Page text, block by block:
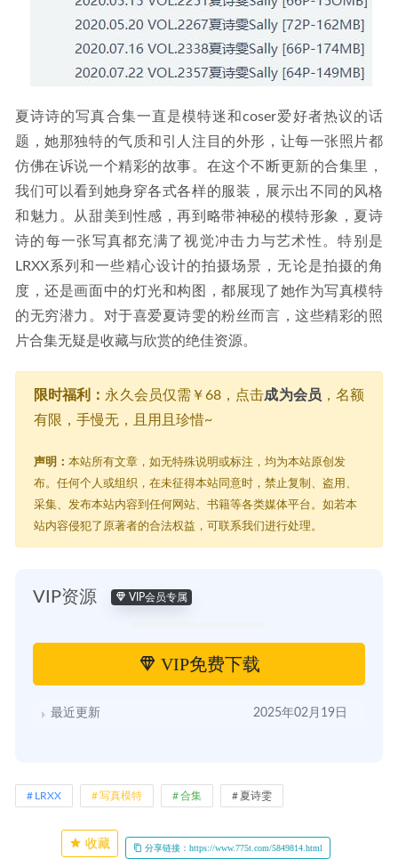
夏诗诗的写真合集一直是模特迷和coser爱好者热议的话
题，她那独特的气质和引人注目的外形，让每一张照片都
仿佛在诉说一个精彩的故事。在这个不断更新的合集里，
我们可以看到她身穿各式各样的服装，展示出不同的风格
和魅力。从甜美到性感，再到略带神秘的模特形象，夏诗
诗的每一张写真都充满了视觉冲击力与艺术性。特别是
LRXX系列和一些精心设计的拍摄场景，无论是拍摄的角
度，还是画面中的灯光和构图，都展现了她作为写真模特
的无穷潜力。对于喜爱夏诗雯的粉丝而言，这些精彩的照
片合集无疑是收藏与欣赏的绝佳资源。
限时福利： 永久会员仅需￥68，点击成为会员 ，名额
有限，手慢无，且用且珍惜~
声明： 本站所有文章，如无特殊说明或标注，均为本站原创发
布。任何个人或组织，在未征得本站同意时，禁止复制、盗用、
采集、发布本站内容到任何网站、书籍等各类媒体平台。如若本
站内容侵犯了原著者的合法权益，可联系我们进行处理。
VIP资源 VIP会员专属
VIP免费下载
最近更新 2025年02月19日
LRXX 写真模特 合集 夏诗雯
收藏 分享链接：https://www.775t.com/5849814.html